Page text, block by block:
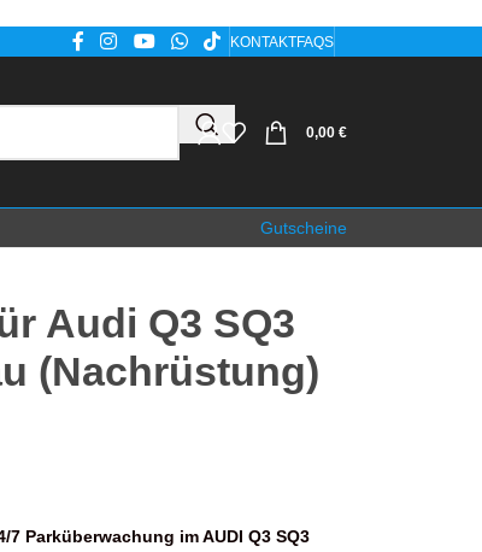
KONTAKTFAQS
0,00 €
Gutscheine
Audi Q3 SQ3
(Nachrüstung)
Parküberwachung im AUDI Q3 SQ3